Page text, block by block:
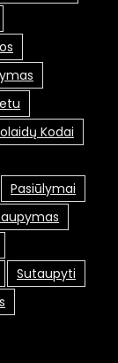
Kodai
Pasiūlymai
Sutaupyti